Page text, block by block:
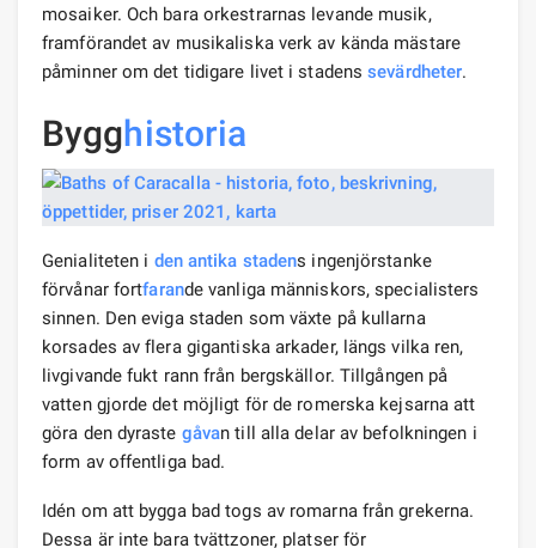
mosaiker. Och bara orkestrarnas levande musik,
framförandet av musikaliska verk av kända mästare
påminner om det tidigare livet i stadenssevärdheter.
Bygghistoria
Genialiteten i den antika stadens ingenjörstanke
förvånar fortfarande vanliga människors, specialisters
sinnen. Den eviga staden som växte på kullarna
korsades av flera gigantiska arkader, längs vilka ren,
livgivande fukt rann från bergskällor. Tillgången på
vatten gjorde det möjligt för de romerska kejsarna att
göra den dyraste gåvan till alla delar av befolkningen i
form av offentliga bad.
Idén om att bygga bad togs av romarna från grekerna.
Dessa är inte bara tvättzoner, platser för